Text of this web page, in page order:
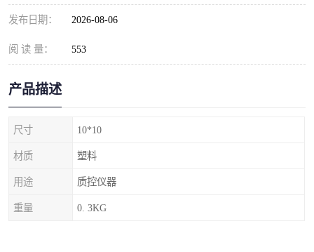
发布日期： 2026-08-06
阅 读 量： 553
产品描述
尺寸 10*10
材质 塑料
用途 质控仪器
重量 0. 3KG